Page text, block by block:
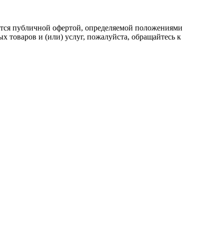
публичной офертой, определяемой положениями
товаров и (или) услуг, пожалуйста, обращайтесь к